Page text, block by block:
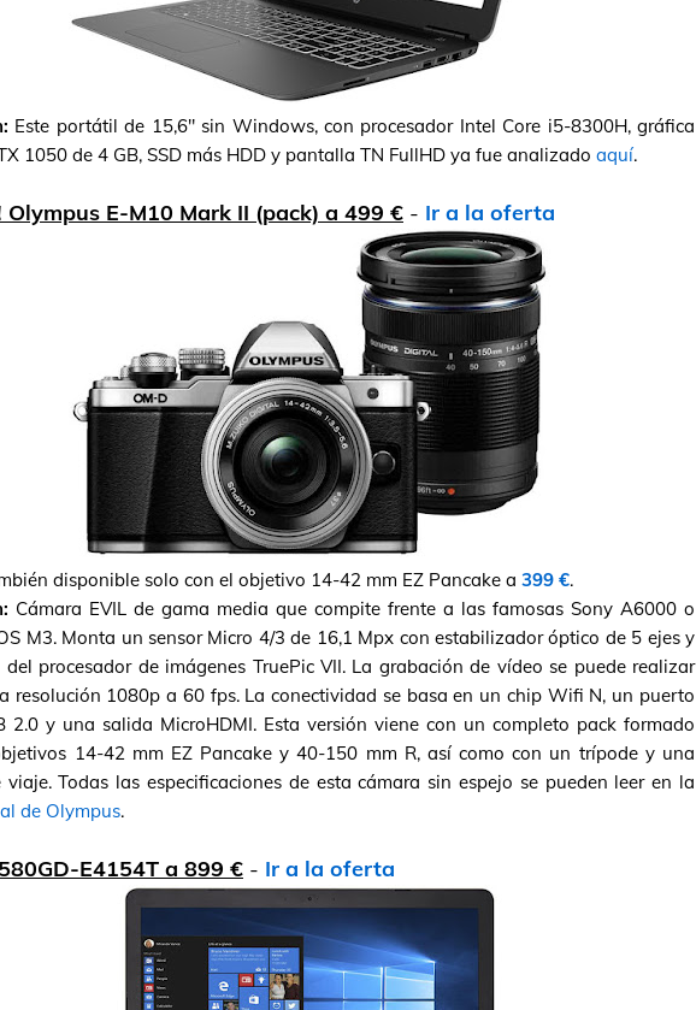
Este portátil de 15,6" sin Windows, con procesador Intel Core i5-8300H, gráfica
1050 de 4 GB, SSD más HDD y pantalla TN FullHD ya fue analizado aquí.
Olympus E-M10 Mark II (pack) a 499 € - Ir a la oferta
disponible solo con el objetivo 14-42 mm EZ Pancake a 399 €.
Cámara EVIL de gama media que compite frente a las famosas Sony A6000 o
M3. Monta un sensor Micro 4/3 de 16,1 Mpx con estabilizador óptico de 5 ejes y
del procesador de imágenes TruePic VII. La grabación de vídeo se puede realizar
resolución 1080p a 60 fps. La conectividad se basa en un chip Wifi N, un puerto
2.0 y una salida MicroHDMI. Esta versión viene con un completo pack formado
14-42 mm EZ Pancake y 40-150 mm R, así como con un trípode y una
Todas las especificaciones de esta cámara sin espejo se pueden leer en la
de Olympus.
E4154T a 899 € - Ir a la oferta